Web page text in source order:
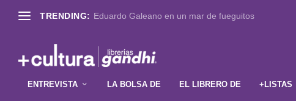
TRENDING: Eduardo Galeano en un mar de fueguitos
ENTREVISTA LA BOLSA DE EL LIBRERO DE +LISTAS